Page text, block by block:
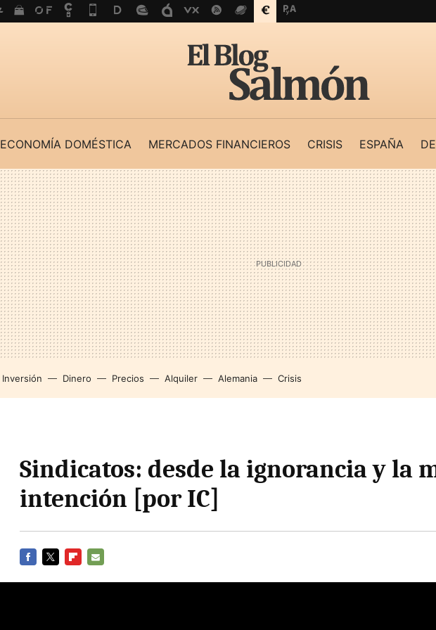
ECONOMÍA DOMÉSTICA MERCADOS FINANCIEROS CRISIS ESPAÑA
Inversión Dinero Precios Alquiler Alemania Crisis
Sindicatos: desde la ignorancia y la
intención [por IC]